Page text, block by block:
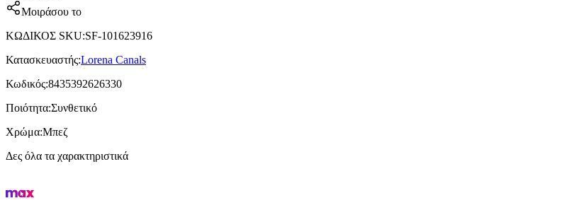
Μοιράσου το
ΚΩΔΙΚΟΣ SKU:SF-101623916
Κατασκευαστής:Lorena Canals
Κωδικός:8435392626330
Ποιότητα:Συνθετικό
Χρώμα:Μπεζ
Δες όλα τα χαρακτηριστικά